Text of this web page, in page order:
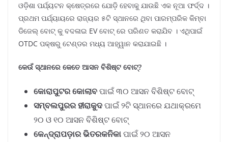
ଓଡ଼ିଶା ପର୍ଯ୍ୟଟନ କ୍ଷେତ୍ରରେ ଯୋଡ଼ି ହେବାକୁ ଯାଉଛି ଏକ ନୂଆ ଫର୍ଦ୍ଦ ।
ପ୍ରଥମ ପର୍ଯ୍ୟାୟରେ ରାଜ୍ୟର ୫ଟି ସ୍ଥାନରେ ଥିବା ପାରମ୍ପରିକ କିମ୍ବା
ଡିଜେଲ୍ ବୋଟ୍ କୁ ବଦଳାଇ EV ବୋଟ୍ ରେ ପରିଣତ କରାଯିବ । ଏଥିପାଇଁ
OTDC ପକ୍ଷରୁ ଟେଣ୍ଡର ମଧ୍ୟ ଆହ୍ୱାନ କରାଯାଇଛି ।
କେଉଁ ସ୍ଥାନରେ କେତେ ଆସନ ବିଶିଷ୍ଟ ବୋଟ୍?
କୋରାପୁଟର କୋଲାବପାଇଁ ୩୦ ଆସନ ବିଶିଷ୍ଟ ବୋଟ୍
ସମ୍ବଲପୁରର ହୀରାକୁଦପାଇଁ ୨ଟି ସ୍ଥାନରେ ଯଥାକ୍ରମେ
୨୦ ଓ ୧୦ ଆସନ ବିଶିଷ୍ଟ ବୋଟ୍
କେନ୍ଦ୍ରାପଡ଼ାର ଭିତରକନିକାପାଇଁ ୨୦ ଆସନ